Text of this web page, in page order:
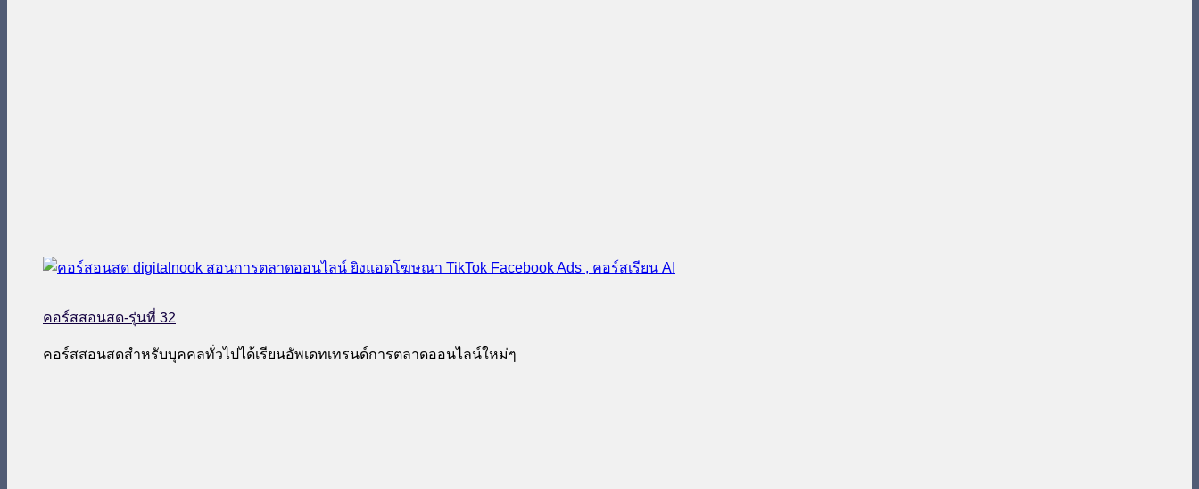
คอร์สสอนสด-รุ่นที่ 32
คอร์สสอนสดสำหรับบุคคลทั่วไปได้เรียนอัพเดทเทรนด์การตลาดออนไลน์ใหม่ๆ